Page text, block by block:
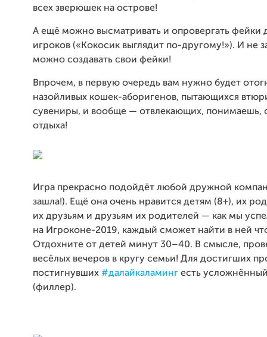
всех зверюшек на острове!
А ещё можно высматривать и опровергать фейки
игроков («Кокосик выглядит по-другому!»). И не
можно создавать свои фейки!
Впрочем, в первую очередь вам нужно будет
назойливых кошек-аборигенов, пытающихся
сувениры, и вообще — отвлекающих, понимаешь,
отдыха!
Игра прекрасно подойдёт любой дружной
зашла!). Ещё она очень нравится детям (8+), их
их друзьям и друзьям их родителей — как мы
на Игроконе-2019, каждый сможет найти в ней
Отдохните от детей минут 30–40. В смысле,
весёлых вечеров в кругу семьи! Для достигших
постигнувших #далайкаламинг есть
(филлер).